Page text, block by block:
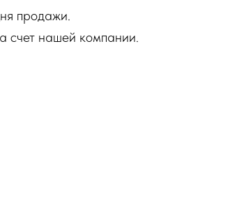
продажи.
счет нашей компании.